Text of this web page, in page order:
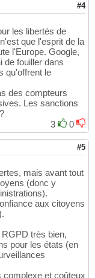
#4
les libertés de
que l'esprit de la
l'Europe. Google,
de fouiller dans
qu'offrent le
des compteurs
Les sanctions
3
0
#5
mais avant tout
(donc y
aux citoyens
très bien,
pour les états (en
complexe et coûteux